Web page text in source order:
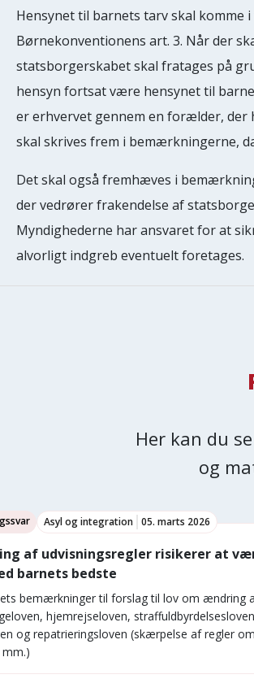
Hensynet til barnets tarv skal
Børnekonventionens art. 3. Når der
statsborgerskabet skal fratages på
hensyn fortsat være hensynet til
er erhvervet gennem en forælder, der
skal skrives frem i bemærkningerne,
Det skal også fremhæves i
der vedrører frakendelse af
Myndighederne har ansvaret for at
alvorligt indgreb eventuelt foretages.
Her kan du
og
af udvisningsregler risikerer at
barnets bedste
bemærkninger til forslag til lov om ændring
hjemrejseloven,
og repatrieringsloven (skærpelse af regler om
Asyl og integration 05. marts 2026